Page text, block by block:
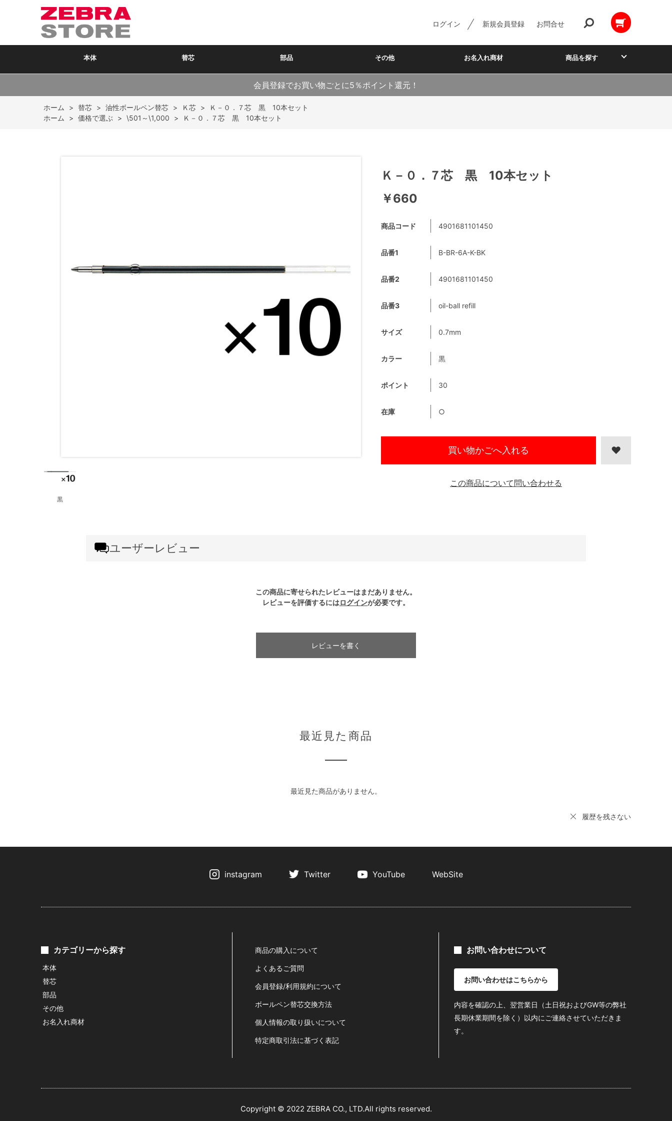
ログイン 新規会員登録 お問合せ
本体 替芯 部品 その他 お名入れ商材 商品を探す
会員登録でお買い物ごとに5％ポイント還元！
ホーム > 替芯 > 油性ボールペン替芯 > Ｋ芯 >
Ｋ－０．７芯 黒 10本セット
ホーム
> 価格で選ぶ > \501～\1,000 > Ｋ－０．７芯 黒 10本セット
黒
Ｋ－０．７芯 黒 10本セット
￥660
商品コード 4901681101450
品番1 B-BR-6A-K-BK
品番2 4901681101450
品番3 oil-ball refill
サイズ 0.7mm
カラー 黒
ポイント 30
在庫 ○
買い物かごへ入れる
この商品について問い合わせる
ユーザーレビュー
この商品に寄せられたレビューはまだありません。
レビューを評価するにはログインが必要です。
レビューを書く
最近見た商品
最近見た商品がありません。
履歴を残さない
instagram Twitter YouTube WebSite
カテゴリーから探す
本体
替芯
部品
その他
お名入れ商材
商品の購入について
よくあるご質問
会員登録/利用規約について
ボールペン替芯交換方法
個人情報の取り扱いについて
特定商取引法に基づく表記
お問い合わせについて
お問い合わせはこちらから
内容を確認の上、翌営業日（土日祝およびGW等の弊社
長期休業期間を除く）以内にご連絡させていただきま
す。
Copyright © 2022 ZEBRA CO., LTD.All rights reserved.